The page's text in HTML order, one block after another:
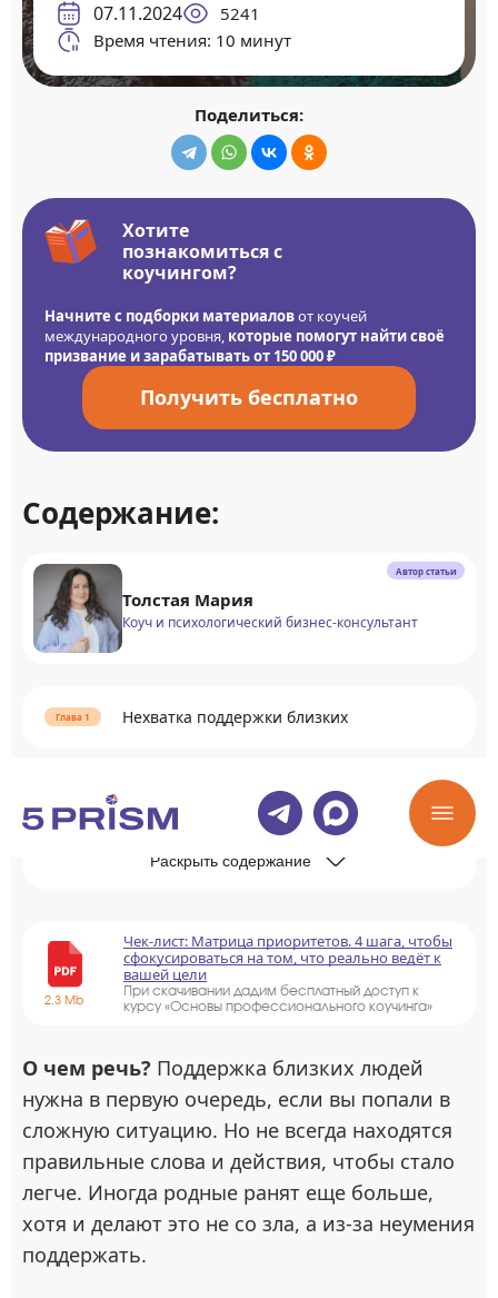
07.11.2024
5241
Время чтения: 10 минут
Поделиться:
Хотите
познакомиться с
коучингом?
Начните с подборки материаловот коучей
международного уровня, которые помогут найти своё
призвание и зарабатывать от 150 000 ₽
Получить бесплатно
Содержание:
Автор статьи
Толстая Мария
Коуч и психологический бизнес-консультант
Нехватка поддержки близких
Виды поддержки близких
Раскрыть содержание
2.3 Mb
Чек-лист: Матрица приоритетов. 4 шага, чтобы
сфокусироваться на том, что реально ведёт к
вашей цели
При скачивании дадим бесплатный доступ к
курсу «Основы профессионального коучинга»
О чем речь? Поддержка близких людей
нужна в первую очередь, если вы попали в
сложную ситуацию. Но не всегда находятся
правильные слова и действия, чтобы стало
легче. Иногда родные ранят еще больше,
хотя и делают это не со зла, а из-за неумения
поддержать.